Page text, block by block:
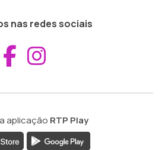
nas redes sociais
Aceder ao
aplicação RTP Play